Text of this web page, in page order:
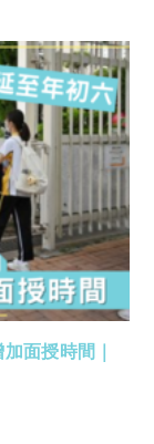
面授時間｜